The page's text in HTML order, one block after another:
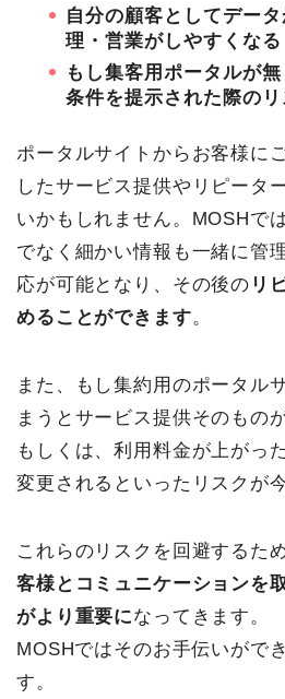
自分の顧客としてデー
理・営業がしやすくなる
もし集客用ポータルが
条件を提示された際の
ポータルサイトからお客様に
したサービス提供やリピータ
いかもしれません。MOSHで
でなく細かい情報も一緒に管
応が可能となり、その後の リ
めることができます。
また、もし集約用のポータル
まうとサービス提供そのもの
もしくは、利用料金が上がっ
変更されるといったリスクが
これらのリスクを回避するた
客様とコミュニケーションを
がより重要になってきます。
MOSHではそのお手伝いがで
す。